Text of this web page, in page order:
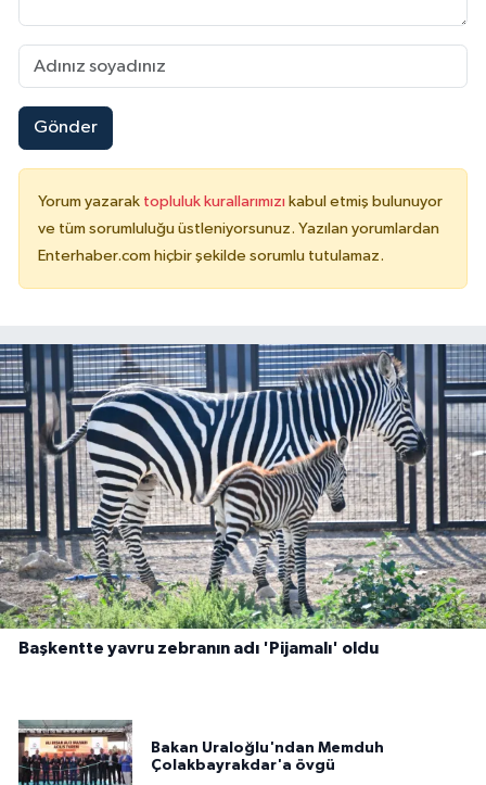
Gönder
Yorum yazarak topluluk kurallarımızı kabul etmiş bulunuyor
ve tüm sorumluluğu üstleniyorsunuz. Yazılan yorumlardan
Enterhaber.com hiçbir şekilde sorumlu tutulamaz.
Başkentte yavru zebranın adı 'Pijamalı' oldu
Bakan Uraloğlu'ndan Memduh
Çolakbayrakdar'a övgü